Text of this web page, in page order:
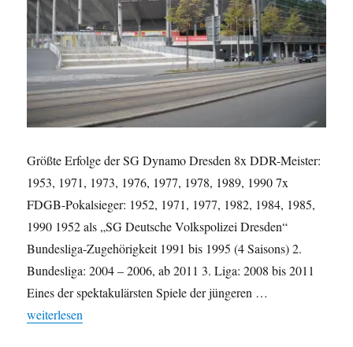
Größte Erfolge der SG Dynamo Dresden 8x DDR-Meister:
1953, 1971, 1973, 1976, 1977, 1978, 1989, 1990 7x
FDGB-Pokalsieger: 1952, 1971, 1977, 1982, 1984, 1985,
1990 1952 als „SG Deutsche Volkspolizei Dresden“
Bundesliga-Zugehörigkeit 1991 bis 1995 (4 Saisons) 2.
Bundesliga: 2004 – 2006, ab 2011 3. Liga: 2008 bis 2011
Eines der spektakulärsten Spiele der jüngeren …
„SG Dynamo Dresden in Zahlen“
weiterlesen